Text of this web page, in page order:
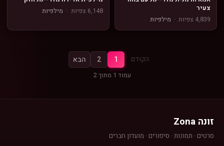
צעיר
4,839 צפיות
· מילפיות
6,148 צפיות
· מילפיות
הקודם 1
2 הבא
עמוד 1 מתוך 2
זונה Zona
סרטים · תמונות · סיפורים · מועדון חברים